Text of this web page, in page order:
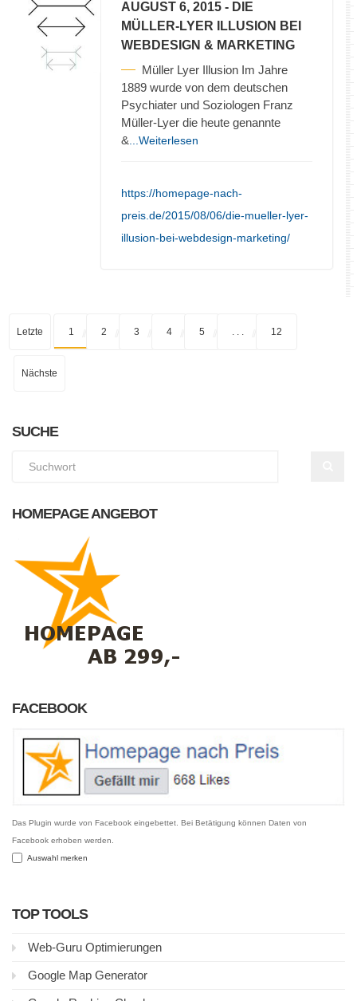
AUGUST 6, 2015 - DIE
MÜLLER-LYER ILLUSION BEI
WEBDESIGN & MARKETING
Müller Lyer Illusion Im Jahre
1889 wurde von dem deutschen
Psychiater und Soziologen Franz
Müller-Lyer die heute genannte
& ...Weiterlesen
https://homepage-nach-
preis.de/2015/08/06/die-mueller-lyer-
illusion-bei-webdesign-marketing/
Letzte 1 2 3 4 5 12
Nächste
SUCHE
HOMEPAGE ANGEBOT
FACEBOOK
Das Plugin wurde von Facebook eingebettet. Bei Betätigung können Daten von
Facebook erhoben werden.
Auswahl merken
TOP TOOLS
Web-Guru Optimierungen
Google Map Generator